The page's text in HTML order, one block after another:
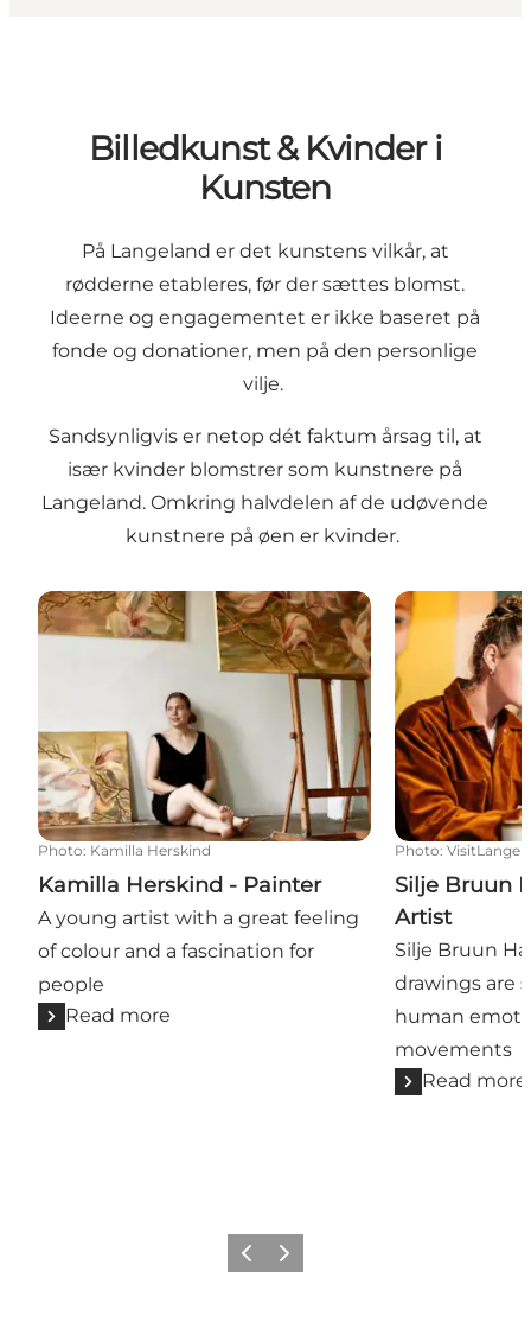
Billedkunst & Kvinder i
Kunsten
På Langeland er det kunstens vilkår, at
rødderne etableres, før der sættes blomst.
Ideerne og engagementet er ikke baseret på
fonde og donationer, men på den personlige
vilje.
Sandsynligvis er netop dét faktum årsag til, at
især kvinder blomstrer som kunstnere på
Langeland. Omkring halvdelen af de udøvende
kunstnere på øen er kvinder.
Kamilla Herskind - Painter
Photo: Kamilla Herskind
Kamilla Herskind - Painter
A young artist with a great feeling
of colour and a fascination for
people
Read more
Silje Bruun
Photo:
Silje Bruun
Artist
Silje Bruun
drawings are
human
movements
Read more
Previous
Next